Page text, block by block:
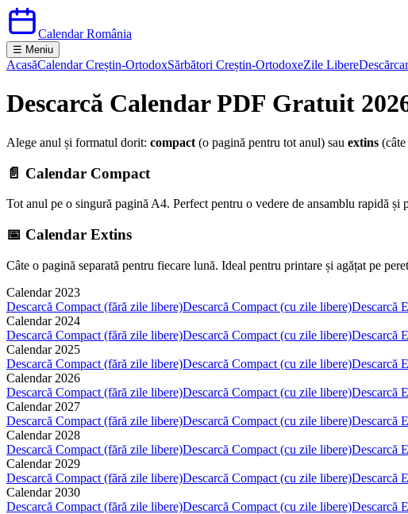
Calendar România
☰ Meniu
AcasăCalendar Creștin-OrtodoxSărbători Creștin-OrtodoxeZile Libere
Descarcă Calendar PDF Gratuit
Alege anul și formatul dorit: compact (o pagină pentru tot anul) sau extins
📄 Calendar Compact
Tot anul pe o singură pagină A4. Perfect pentru o vedere de ansamblu rapidă
📅 Calendar Extins
Câte o pagină separată pentru fiecare lună. Ideal pentru printare și agățat pe
Calendar 2023
Descarcă Compact (fără zile libere)Descarcă Compact (cu zile libere)Descarcă
Calendar 2024
Descarcă Compact (fără zile libere)Descarcă Compact (cu zile libere)Descarcă
Calendar 2025
Descarcă Compact (fără zile libere)Descarcă Compact (cu zile libere)Descarcă
Calendar 2026
Descarcă Compact (fără zile libere)Descarcă Compact (cu zile libere)Descarcă
Calendar 2027
Descarcă Compact (fără zile libere)Descarcă Compact (cu zile libere)Descarcă
Calendar 2028
Descarcă Compact (fără zile libere)Descarcă Compact (cu zile libere)Descarcă
Calendar 2029
Descarcă Compact (fără zile libere)Descarcă Compact (cu zile libere)Descarcă
Calendar 2030
Descarcă Compact (fără zile libere)Descarcă Compact (cu zile libere)Descarcă